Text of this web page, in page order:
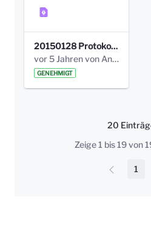
20150128 Protokoll Bismarckplatz_Jugend_01.pdf
vor 5 Jahren von Anni Schlumberger
GENEHMIGT
20
Pro
Zeige 1 bis 19 von
Seite
1